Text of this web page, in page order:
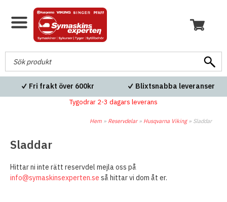
Fri frakt över 600kr Blixtsnabba leveranser
Tygodrar 2-3 dagars leverans
Hem » Reservdelar» Husqvarna Viking» Sladdar
Sladdar
Hittar ni inte rätt reservdel mejla oss på
info@symaskinsexperten.se så hittar vi dom åt er.